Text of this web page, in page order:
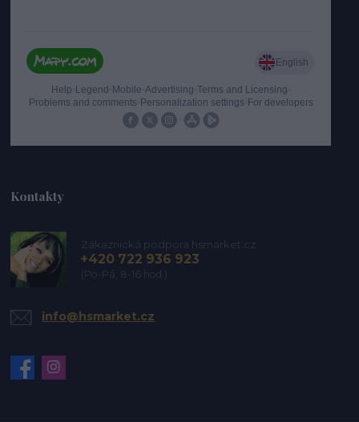
Kontakty
Zákaznická podpora hsmarket.cz
+420 722 936 923
(Po-Pá, 8-16 hod.)
info@hsmarket.cz